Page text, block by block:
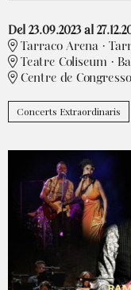
Del 23.09.2023 al
Tarraco Arena ·
Teatre Coliseum ·
Centre de
Concerts Extraordinaris